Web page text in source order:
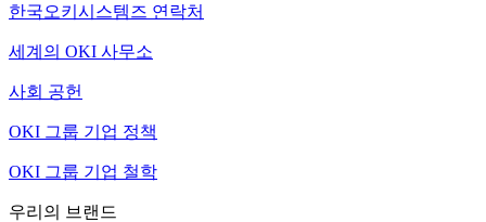
한국오키시스템즈 연락처
세계의 OKI 사무소
사회 공헌
OKI 그룹 기업 정책
OKI 그룹 기업 철학
우리의 브랜드